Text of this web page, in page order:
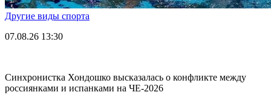
Другие виды спорта
07.08.26 13:30
Синхронистка Хондошко высказалась о конфликте между
россиянками и испанками на ЧЕ-2026